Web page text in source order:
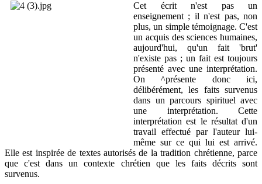
Cet écrit n'est pas un
enseignement ; il n'est pas, non
plus, un simple témoignage. C'est
un acquis des sciences humaines,
aujourd'hui, qu'un fait 'brut'
n'existe pas ; un fait est toujours
présenté avec une interprétation.
On ^présente donc ici,
délibérément, les faits survenus
dans un parcours spirituel avec
une interprétation. Cette
interprétation est le résultat d'un
travail effectué par l'auteur lui-
même sur ce qui lui est arrivé.
Elle est inspirée de textes autorisés de la tradition chrétienne, parce
que c'est dans un contexte chrétien que les faits décrits sont
survenus.